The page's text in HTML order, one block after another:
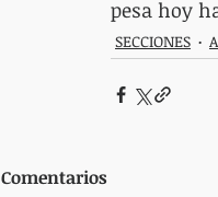
pesa hoy
SECCIONES
Comentarios